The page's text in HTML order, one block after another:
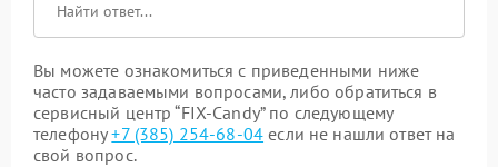
Вы можете ознакомиться с приведенными ниже
часто задаваемыми вопросами, либо обратиться в
сервисный центр “FIX-Candy” по следующему
телефону+7 (385) 254-68-04 если не нашли ответ на
свой вопрос.